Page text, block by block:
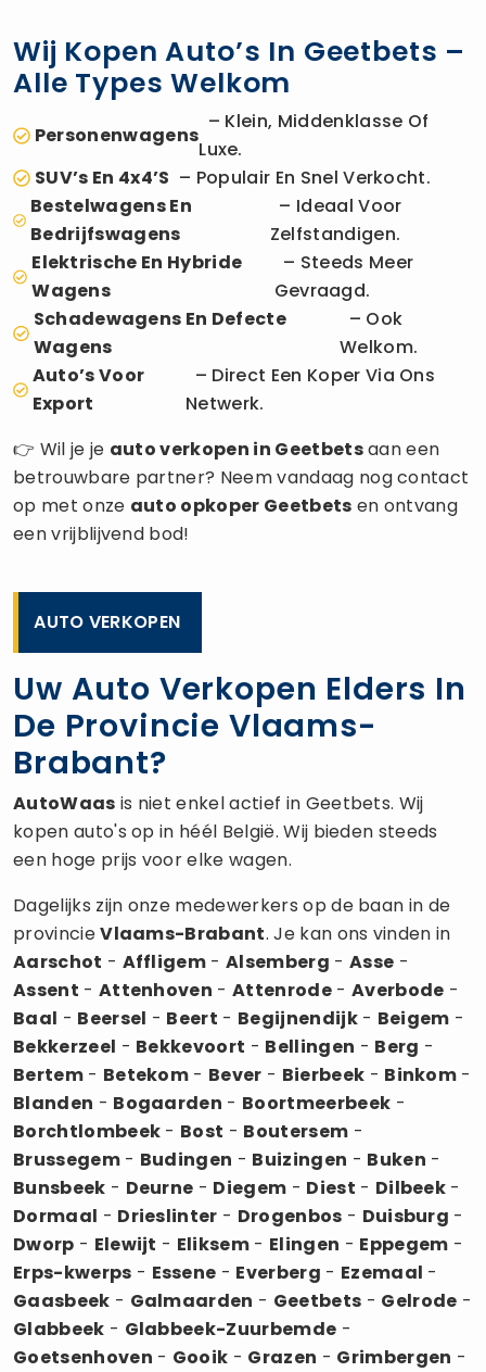
Wij Kopen Auto’s In Geetbets –
Alle Types Welkom
Personenwagens
– Klein, Middenklasse Of
Luxe.
SUV’s En 4x4’s – Populair En Snel Verkocht.
Bestelwagens En
Bedrijfswagens
– Ideaal Voor
Zelfstandigen.
Elektrische En Hybride
Wagens
– Steeds Meer
Gevraagd.
Schadewagens En Defecte
Wagens
– Ook
Welkom.
Auto’s Voor
Export
– Direct Een Koper Via Ons
Netwerk.
👉 Wil je je auto verkopen in Geetbetsaan een
betrouwbare partner? Neem vandaag nog contact
op met onze auto opkoper Geetbets en ontvang
een vrijblijvend bod!
AUTO VERKOPEN
Uw Auto Verkopen Elders In
De Provincie Vlaams-
Brabant?
AutoWaas is niet enkel actief in Geetbets. Wij
kopen auto's op in héél België. Wij bieden steeds
een hoge prijs voor elke wagen.
Dagelijks zijn onze medewerkers op de baan in de
provincieVlaams-Brabant. Je kan ons vinden in
Aarschot - Affligem -Alsemberg - Asse -
Assent - Attenhoven -Attenrode- Averbode -
Baal - Beersel - Beert - Begijnendijk- Beigem -
Bekkerzeel - Bekkevoort - Bellingen - Berg -
Bertem- Betekom - Bever - Bierbeek - Binkom -
Blanden - Bogaarden - Boortmeerbeek -
Borchtlombeek - Bost - Boutersem -
Brussegem- Budingen - Buizingen - Buken -
Bunsbeek - Deurne - Diegem - Diest - Dilbeek -
Dormaal - Drieslinter - Drogenbos - Duisburg -
Dworp - Elewijt - Eliksem - Elingen - Eppegem -
Erps-kwerps - Essene - Everberg - Ezemaal -
Gaasbeek - Galmaarden - Geetbets - Gelrode -
Glabbeek - Glabbeek-Zuurbemde -
Goetsenhoven - Gooik - Grazen - Grimbergen -